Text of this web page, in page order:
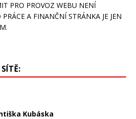
PRO PROVOZ WEBU NENÍ
A FINANČNÍ STRÁNKA JE JEN
Kubáska